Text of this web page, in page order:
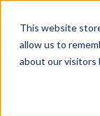
This website
allow us to
about our visitors